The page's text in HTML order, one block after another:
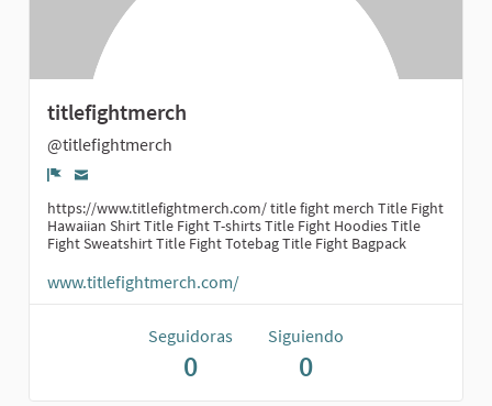
titlefightmerch
@titlefightmerch
Denunciar
https://www.titlefightmerch.com/ title fight merch Title Fight
Hawaiian Shirt Title Fight T-shirts Title Fight Hoodies Title
Fight Sweatshirt Title Fight Totebag Title Fight Bagpack
www.titlefightmerch.com/
Seguidoras
0
Siguiendo
0